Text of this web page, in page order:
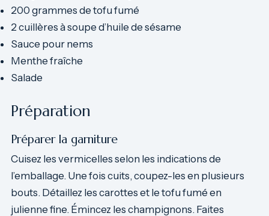
200 grammes de tofu fumé
2 cuillères à soupe d’huile de sésame
Sauce pour nems
Menthe fraîche
Salade
Préparation
Préparer la garniture
Cuisez les vermicelles selon les indications de
l’emballage. Une fois cuits, coupez-les en plusieurs
bouts. Détaillez les carottes et le tofu fumé en
julienne fine. Émincez les champignons. Faites